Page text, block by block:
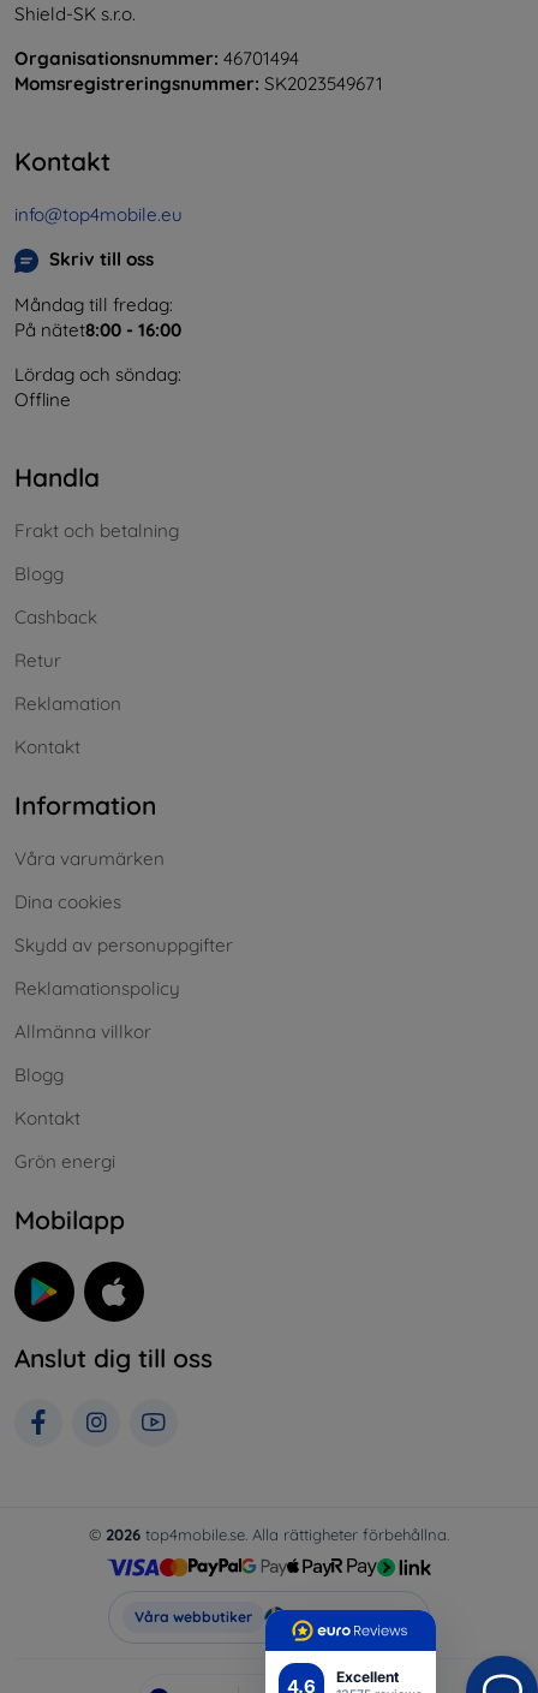
4.6 Excellent
Shield-SK s.r.o.
Organisationsnummer: 46701494
Momsregistreringsnummer: SK2023549671
Kontakt
info@top4mobile.eu
Skriv till oss
Måndag till fredag:
På nätet8:00 - 16:00
Lördag och söndag:
Offline
Handla
Frakt och betalning
Blogg
Cashback
Retur
Reklamation
Kontakt
Information
Våra varumärken
Dina cookies
Skydd av personuppgifter
Reklamationspolicy
Allmänna villkor
Blogg
Kontakt
Grön energi
Mobilapp
Anslut dig till oss
© 2026 top4mobile.se. Alla rättigheter förbehållna.
Våra webbutiker Top4Mobile.se